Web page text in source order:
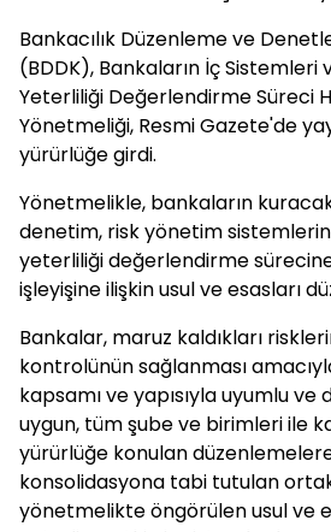
Bankacılık Düzenleme ve
(BDDK), Bankaların İç Sistemleri
Yeterliliği Değerlendirme Süreci
Yönetmeliği, Resmi Gazete'de
yürürlüğe girdi.
Yönetmelikle, bankaların
denetim, risk yönetim
yeterliliği değerlendirme
işleyişine ilişkin usul ve esasları
Bankalar, maruz kaldıkları
kontrolünün sağlanması
kapsamı ve yapısıyla uyumlu
uygun, tüm şube ve birimleri ile
yürürlüğe konulan
konsolidasyona tabi tutulan
yönetmelikte öngörülen usul ve